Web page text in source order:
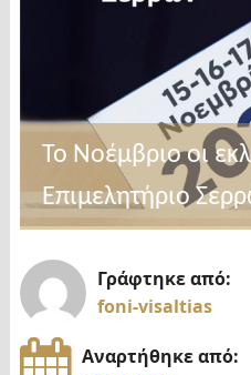
Το Νοέμβριο οι
Επιμελητήριο
Γράφτηκε από:
foni-visaltias
Αναρτήθηκε από: